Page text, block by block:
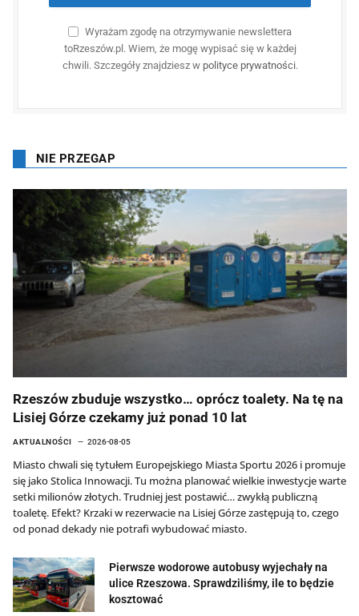
Wyrażam zgodę na otrzymywanie newslettera
toRzeszów.pl. Wiem, że mogę wypisać się w każdej
chwili. Szczegóły znajdziesz w polityce prywatności.
NIE PRZEGAP
Rzeszów zbuduje wszystko… oprócz toalety. Na tę na
Lisiej Górze czekamy już ponad 10 lat
AKTUALNOŚCI 2026-08-05
Miasto chwali się tytułem Europejskiego Miasta Sportu 2026 i promuje
się jako Stolica Innowacji. Tu można planować wielkie inwestycje warte
setki milionów złotych. Trudniej jest postawić… zwykłą publiczną
toaletę. Efekt? Krzaki w rezerwacie na Lisiej Górze zastępują to, czego
od ponad dekady nie potrafi wybudować miasto.
Pierwsze wodorowe autobusy wyjechały na
ulice Rzeszowa. Sprawdziliśmy, ile to będzie
kosztować